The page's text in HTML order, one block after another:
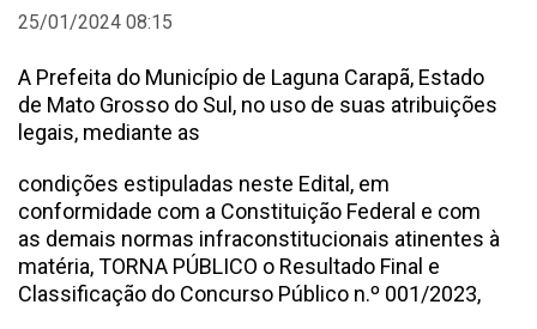
25/01/2024 08:15
A Prefeita do Município de Laguna Carapã, Estado
de Mato Grosso do Sul, no uso de suas atribuições
legais, mediante as
condições estipuladas neste Edital, em
conformidade com a Constituição Federal e com
as demais normas infraconstitucionais atinentes à
matéria, TORNA PÚBLICO o Resultado Final e
Classificação do Concurso Público n.º 001/2023,